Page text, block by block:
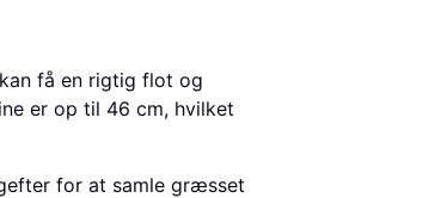
få en rigtig flot og
er op til 46 cm, hvilket
for at samle græsset